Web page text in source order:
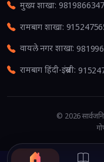
मुख्य शाखा: 9819866347
रामबाग शाखा:
वायले नगर शाखा:
रामबाग हिंदी-इंग्रजी:
© 2026